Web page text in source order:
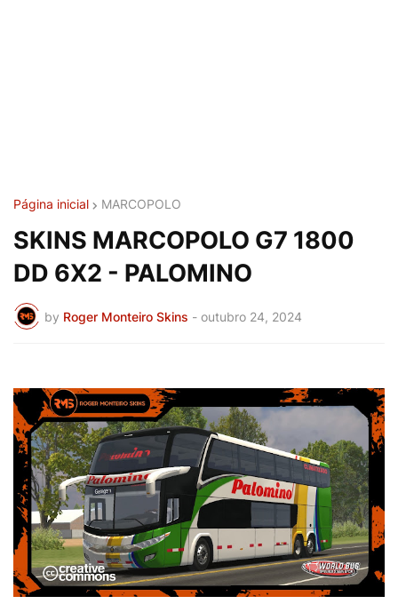
Página inicial MARCOPOLO
SKINS MARCOPOLO G7 1800
DD 6X2 - PALOMINO
by Roger Monteiro Skins - outubro 24, 2024